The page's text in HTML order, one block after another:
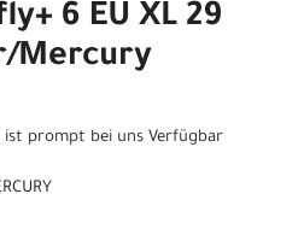
6 EU XL 29
Mercury
prompt bei uns Verfügbar